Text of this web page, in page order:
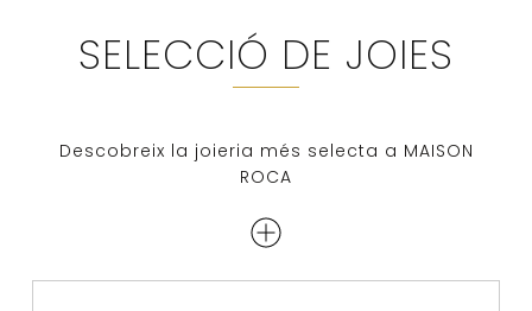
SELECCIÓ DE JOIES
Descobreix la joieria més selecta a MAISON
ROCA